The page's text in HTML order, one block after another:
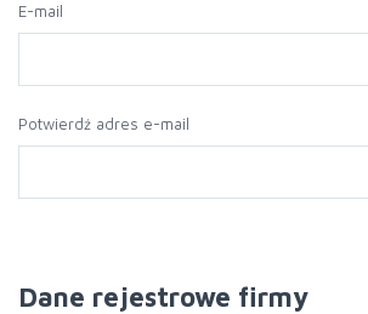
E-mail
Potwierdź adres e-mail
Dane rejestrowe firmy